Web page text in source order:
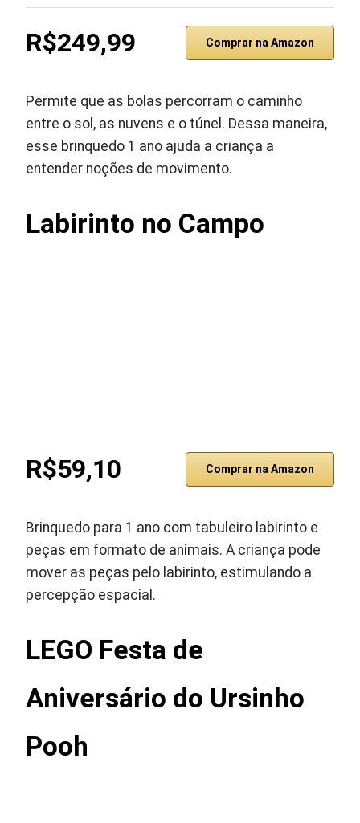
R$249,99 Comprar na Amazon
Permite que as bolas percorram o caminho
entre o sol, as nuvens e o túnel. Dessa maneira,
esse brinquedo 1 ano ajuda a criança a
entender noções de movimento.
Labirinto no Campo
R$59,10 Comprar na Amazon
Brinquedo para 1 ano com tabuleiro labirinto e
peças em formato de animais. A criança pode
mover as peças pelo labirinto, estimulando a
percepção espacial.
LEGO Festa de
Aniversário do Ursinho
Pooh